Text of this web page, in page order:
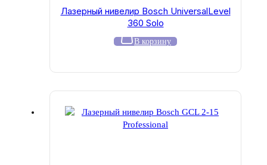
Лазерный нивелир Bosch UniversalLevel
360 Solo
В корзину